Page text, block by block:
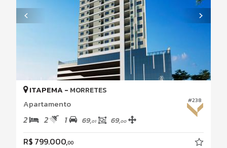
#238
ITAPEMA - MORRETES
Apartamento
2 2 1 69,01 69,00
R$ 799.000,00